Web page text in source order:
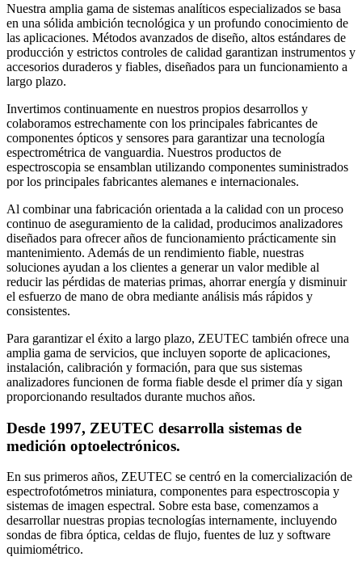
Nuestra amplia gama de sistemas analíticos especializados se basa
en una sólida ambición tecnológica y un profundo conocimiento de
las aplicaciones. Métodos avanzados de diseño, altos estándares de
producción y estrictos controles de calidad garantizan instrumentos y
accesorios duraderos y fiables, diseñados para un funcionamiento a
largo plazo.
Invertimos continuamente en nuestros propios desarrollos y
colaboramos estrechamente con los principales fabricantes de
componentes ópticos y sensores para garantizar una tecnología
espectrométrica de vanguardia. Nuestros productos de
espectroscopia se ensamblan utilizando componentes suministrados
por los principales fabricantes alemanes e internacionales.
Al combinar una fabricación orientada a la calidad con un proceso
continuo de aseguramiento de la calidad, producimos analizadores
diseñados para ofrecer años de funcionamiento prácticamente sin
mantenimiento. Además de un rendimiento fiable, nuestras
soluciones ayudan a los clientes a generar un valor medible al
reducir las pérdidas de materias primas, ahorrar energía y disminuir
el esfuerzo de mano de obra mediante análisis más rápidos y
consistentes.
Para garantizar el éxito a largo plazo, ZEUTEC también ofrece una
amplia gama de servicios, que incluyen soporte de aplicaciones,
instalación, calibración y formación, para que sus sistemas
analizadores funcionen de forma fiable desde el primer día y sigan
proporcionando resultados durante muchos años.
Desde 1997, ZEUTEC desarrolla sistemas de
medición optoelectrónicos.
En sus primeros años, ZEUTEC se centró en la comercialización de
espectrofotómetros miniatura, componentes para espectroscopia y
sistemas de imagen espectral. Sobre esta base, comenzamos a
desarrollar nuestras propias tecnologías internamente, incluyendo
sondas de fibra óptica, celdas de flujo, fuentes de luz y software
quimiométrico.